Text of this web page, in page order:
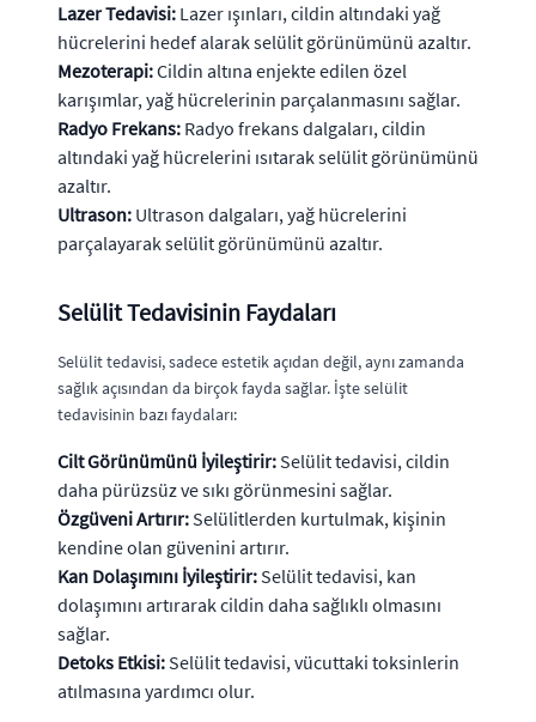
Lazer Tedavisi: Lazer ışınları, cildin altındaki yağ
hücrelerini hedef alarak selülit görünümünü azaltır.
Mezoterapi:Cildin altına enjekte edilen özel
karışımlar, yağ hücrelerinin parçalanmasını sağlar.
Radyo Frekans: Radyo frekans dalgaları, cildin
altındaki yağ hücrelerini ısıtarak selülit görünümünü
azaltır.
Ultrason: Ultrason dalgaları, yağ hücrelerini
parçalayarak selülit görünümünü azaltır.
Selülit Tedavisinin Faydaları
Selülit tedavisi, sadece estetik açıdan değil, aynı zamanda
sağlık açısından da birçok fayda sağlar. İşte selülit
tedavisinin bazı faydaları:
Cilt Görünümünü İyileştirir: Selülit tedavisi, cildin
daha pürüzsüz ve sıkı görünmesini sağlar.
Özgüveni Artırır: Selülitlerden kurtulmak, kişinin
kendine olan güvenini artırır.
Kan Dolaşımını İyileştirir: Selülit tedavisi, kan
dolaşımını artırarak cildin daha sağlıklı olmasını
sağlar.
Detoks Etkisi: Selülit tedavisi, vücuttaki toksinlerin
atılmasına yardımcı olur.